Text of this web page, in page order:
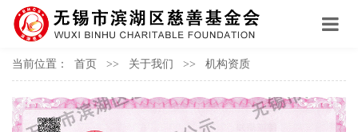
当前位置： 首页 >> 关于我们 >> 机构资质